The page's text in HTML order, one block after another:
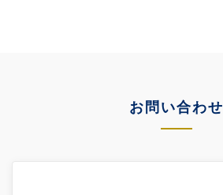
お問い合わせ